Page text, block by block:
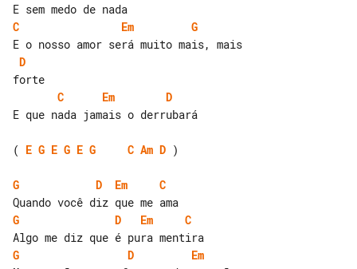
C
Em
G
D
C
Em
D
E que nada jamais o derrubará
( E G E G E G C Am D )
G D Em
C
G
D Em
C
G
D
Em